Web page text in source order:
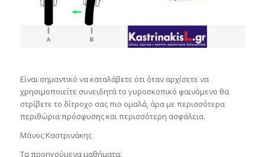
Είναι σημαντικό να καταλάβετε ότι όταν αρχίσετε να
χρησιμοποιείτε συνειδητά το γυροσκοπικό φαινόμενο θα
στρίβετε το δίτροχο σας πιο ομαλά, άρα με περισσότερα
περιθώρια πρόσφυσης και περισσότερη ασφάλεια.
Μάνος Καστρινάκης
Τα προηγούμενα μαθήματα: